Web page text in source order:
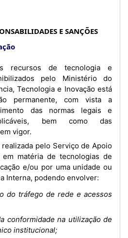
E SANÇÕES
pelo Ministério do
Tecnologia e Inovação está
permanente, com vista a
das normas legais e
bem como das
vigor.
em matéria de tecnologias de
e/ou por uma unidade ou
Interna, podendo envolver:
do tráfego de rede e acessos
conformidade na utilização de
institucional;